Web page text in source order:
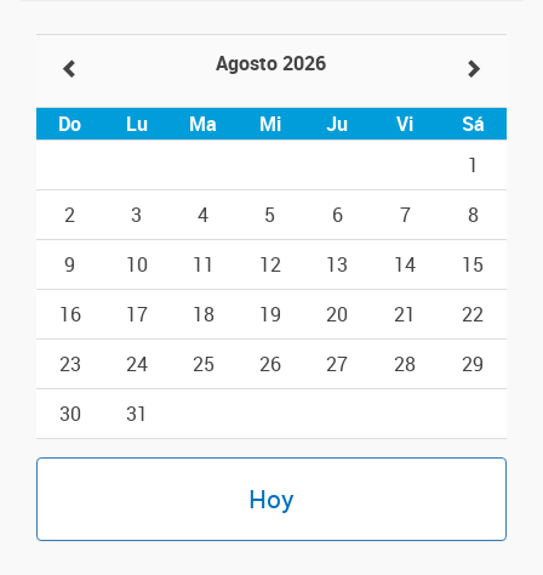
Agosto 2026
Do Lu Ma Mi Ju Vi
Sá
1
2
3 4 5 6 7
8
9
10 11 12 13 14
15
16
17 18 19 20 21
22
23
24 25 26 27 28
29
30
31
Hoy